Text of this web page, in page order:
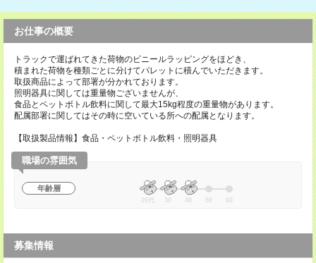
お仕事の概要
トラックで運ばれてきた荷物のビニールラッピングをほどき、
積まれた荷物を種類ごとに分けてパレットに積んでいただきます。
取扱商品によって部署が分かれております。
照明器具に関しては重量物ございませんが、
食品とペットボトル飲料に関して最大15kg程度の重量物があります。
配属部署に関してはその時に空いている所への配属となります。
【取扱製品情報】食品・ペットボトル飲料・照明器具
職場の雰囲気
年齢層
20代 30 40 50 60
募集情報